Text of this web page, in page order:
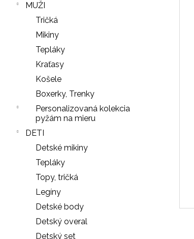
MUŽI
Tričká
Mikiny
Tepláky
Kraťasy
Košele
Boxerky, Trenky
Personalizovaná kolekcia
pyžám na mieru
DETI
Detské mikiny
Tepláky
Topy, tričká
Legíny
Detské body
Detský overal
Detský set
PODPRSENKA
SEAMLESS
PINK
11
€